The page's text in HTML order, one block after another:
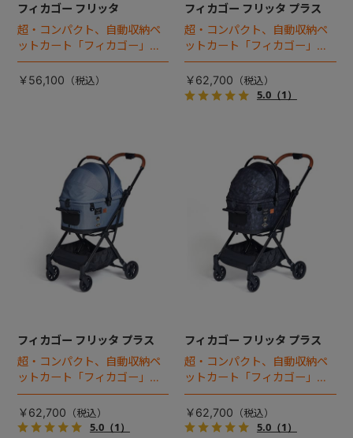
フィカゴー フリッタ
超・コンパクト、自動収納ペ
ットカート「フィカゴー」に
キャビン着脱タイプが新登
場！
￥56,100
フィカゴー フリッタ プラス
超・コンパクト、自動収納ペ
ットカート「フィカゴー」に
キャビン着脱タイプが新登
場！
￥62,700
5.0（1）
フィカゴー フリッタ プラス
超・コンパクト、自動収納ペ
ットカート「フィカゴー」に
キャビン着脱タイプが新登
場！
￥62,700
5.0（1）
フィカゴー フリッタ プラス
超・コンパクト、自動収納ペ
ットカート「フィカゴー」に
キャビン着脱タイプが新登
場！
￥62,700
5.0（1）